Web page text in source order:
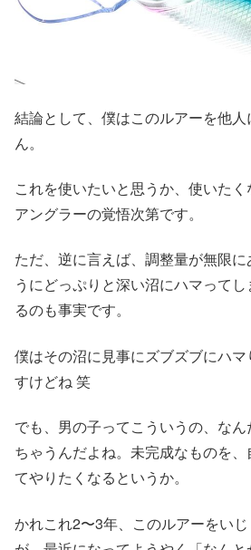
結論として、僕はこのルアーを他
ん。
これを使いたいと思うか、使いた
アングラーの覚悟次第です。
ただ、逆に言えば、調整量が無限
うにどっぷりと深い沼にハマって
るのも事実です。
僕はその沼に見事にズブズブにハ
すけどね 笑
でも、男の子ってこういうの、な
ちゃうんだよね。未完成なものを
てやりたくなるというか。
かれこれ2〜3年、このルアーをい